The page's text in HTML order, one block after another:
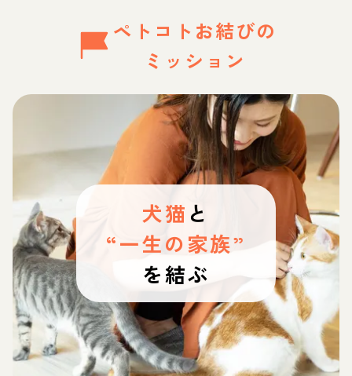
ペトコトお結びの
ミッション
犬猫 と
“一生の家族”
を結ぶ